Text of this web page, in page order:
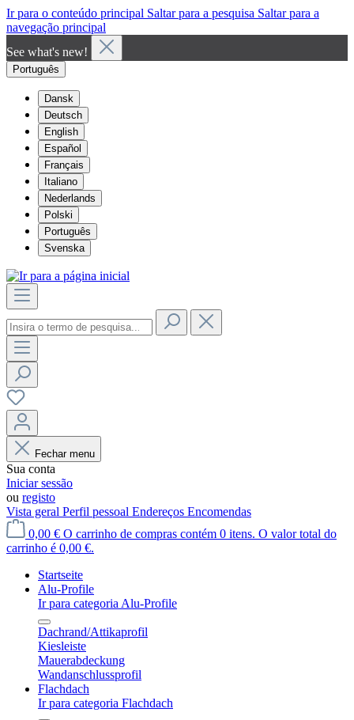
Ir para o conteúdo principal Saltar para a pesquisa Saltar para a
navegação principal
See what's new!
Português
Dansk
Deutsch
English
Español
Français
Italiano
Nederlands
Polski
Português
Svenska
Fechar menu
Sua conta
Iniciar sessão
ou registo
Vista geral Perfil pessoal Endereços Encomendas
0,00 € O carrinho de compras contém 0 itens. O valor total do
carrinho é 0,00 €.
Startseite
Alu-Profile
Ir para categoria Alu-Profile
Dachrand/Attikaprofil
Kiesleiste
Mauerabdeckung
Wandanschlussprofil
Flachdach
Ir para categoria Flachdach